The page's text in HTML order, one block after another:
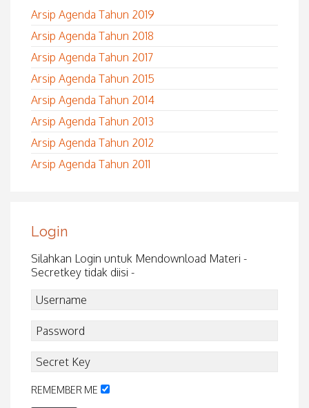
Arsip Agenda Tahun 2019
Arsip Agenda Tahun 2018
Arsip Agenda Tahun 2017
Arsip Agenda Tahun 2015
Arsip Agenda Tahun 2014
Arsip Agenda Tahun 2013
Arsip Agenda Tahun 2012
Arsip Agenda Tahun 2011
Login
Silahkan Login untuk Mendownload Materi -
Secretkey tidak diisi -
REMEMBER ME